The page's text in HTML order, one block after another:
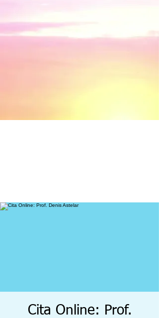
Cita Online: Prof.